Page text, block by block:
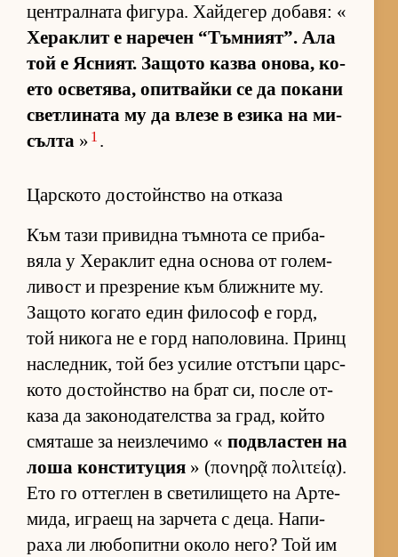
цен­т­рал­ната фи­гу­ра. Хай­де­гер до­ба­вя: «
Хе­рак­лит е на­ре­чен “Тъм­ни­ят”. Ала
той е Яс­ни­ят. За­щото казва оно­ва, ко­
ето ос­ве­тя­ва, опит­вайки се да по­кани
свет­ли­ната му да влезе в езика на ми­
сълта » 1 .
Царското достойнство на отказа
Към тази при­видна тъм­нота се при­ба­
вяла у Хе­рак­лит една ос­нова от го­лем­
ли­вост и през­ре­ние към ближ­ните му.
За­щото ко­гато един фи­ло­соф е горд,
той ни­кога не е горд на­по­ло­ви­на. Принц
нас­лед­ник, той без уси­лие от­с­тъпи цар­с­
кото дос­тойн­с­тво на брат си, после от­
каза да за­ко­но­да­тел­с­тва за град, който
смя­таше за не­из­ле­чимо « под­в­лас­тен на
лоша кон­с­ти­ту­ция » (πονηρᾷ πολιτείᾳ).
Ето го от­тег­лен в све­ти­ли­щето на Ар­те­
ми­да, иг­раещ на зар­чета с де­ца. На­пи­
раха ли лю­бо­питни около не­го? Той им